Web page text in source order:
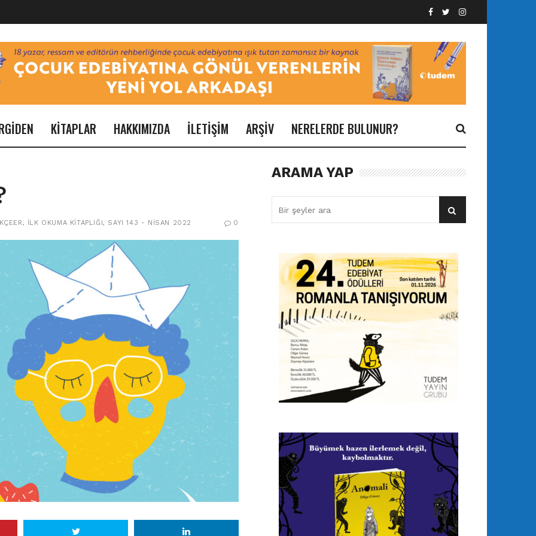
KİTAPLAR HAKKIMIZDA İLETİŞİM ARŞİV NERELERDE BULUNUR?
, İLK OKUMA KITAPLIĞI, SAYI 143 - NISAN 2022 0
ARAMA YAP